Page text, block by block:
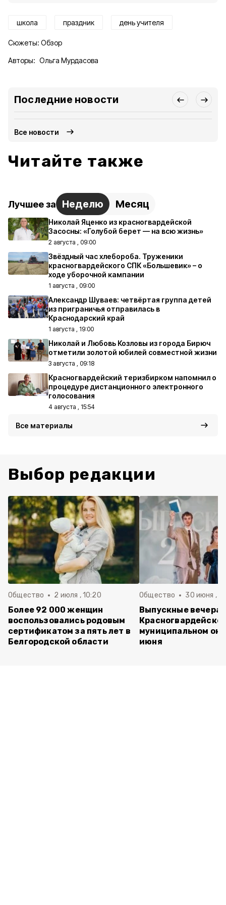
школа праздник день учителя
Сюжеты: Обзор
Авторы: Ольга Мурдасова
Последние новости
Все новости
Читайте также
Лучшее за Неделю Месяц
Николай Яценко из красногвардейской
Засосны: «Голубой берет — на всю жизнь»
2 августа , 09:00
Звёздный час хлебороба. Труженики
красногвардейского СПК «Большевик» – о
ходе уборочной кампании
1 августа , 09:00
Александр Шуваев: четвёртая группа детей
из приграничья отправилась в
Краснодарский край
1 августа , 19:00
Николай и Любовь Козловы из города Бирюч
отметили золотой юбилей совместной жизни
3 августа , 09:18
Красногвардейский теризбирком напомнил о
процедуре дистанционного электронного
голосования
4 августа , 15:54
Все материалы
Выбор редакции
Общество 2 июля , 10:20
Более 92 000 женщин
воспользовались родовым
сертификатом за пять лет в
Белгородской области
Общество 30 июня ,
Выпускные вечера
муниципальном
июня